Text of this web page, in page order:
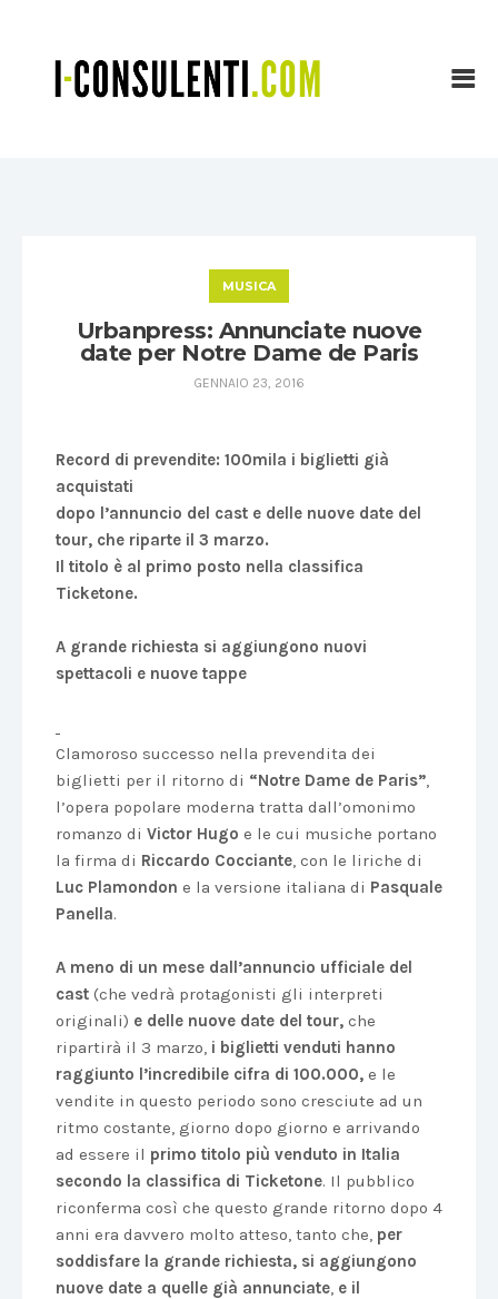
MUSICA
Urbanpress: Annunciate nuove
date per Notre Dame de Paris
GENNAIO 23, 2016
Record di prevendite: 100mila i biglietti già
acquistati
dopo l’annuncio del cast e delle nuove date del
tour, che riparte il 3 marzo.
Il titolo è al primo posto nella classifica
Ticketone.
A grande richiesta si aggiungono nuovi
spettacoli e nuove tappe
Clamoroso successo nella prevendita dei
biglietti per il ritorno di “Notre Dame de Paris”,
l’opera popolare moderna tratta dall’omonimo
romanzo di Victor Hugo e le cui musiche portano
la firma di Riccardo Cocciante, con le liriche di
Luc Plamondon e la versione italiana di Pasquale
Panella.
A meno di un mese dall’annuncio ufficiale del
cast (che vedrà protagonisti gli interpreti
originali) e delle nuove date del tour, che
ripartirà il 3 marzo, i biglietti venduti hanno
raggiunto l’incredibile cifra di 100.000, e le
vendite in questo periodo sono cresciute ad un
ritmo costante, giorno dopo giorno e arrivando
ad essere il primo titolo più venduto in Italia
secondo la classifica di Ticketone. Il pubblico
riconferma così che questo grande ritorno dopo 4
anni era davvero molto atteso, tanto che, per
soddisfare la grande richiesta, si aggiungono
nuove date a quelle già annunciate, e il